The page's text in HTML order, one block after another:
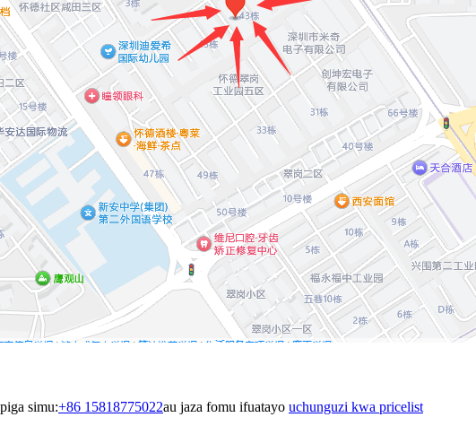
simu:+86 15818775022au jaza fomu ifuatayo uchunguzi kwa pricelist